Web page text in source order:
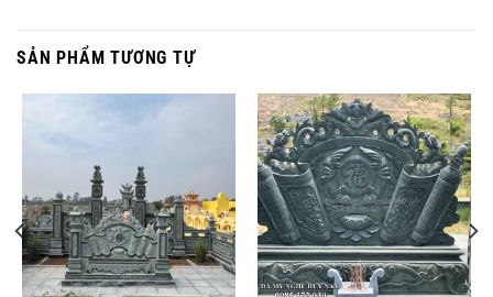
SẢN PHẨM TƯƠNG TỰ